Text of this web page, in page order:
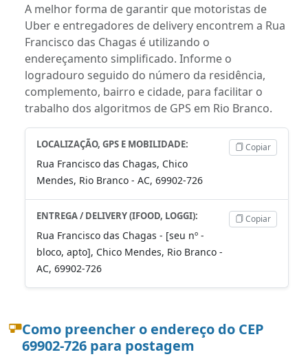
A melhor forma de garantir que motoristas de
Uber e entregadores de delivery encontrem a Rua
Francisco das Chagas é utilizando o
endereçamento simplificado. Informe o
logradouro seguido do número da residência,
complemento, bairro e cidade, para facilitar o
trabalho dos algoritmos de GPS em Rio Branco.
LOCALIZAÇÃO, GPS E MOBILIDADE:
Rua Francisco das Chagas, Chico
Mendes, Rio Branco - AC, 69902-726
Copiar
ENTREGA / DELIVERY (IFOOD, LOGGI):
Rua Francisco das Chagas - [seu nº -
bloco, apto], Chico Mendes, Rio Branco -
AC, 69902-726
Copiar
Como preencher o endereço do CEP
69902-726 para postagem